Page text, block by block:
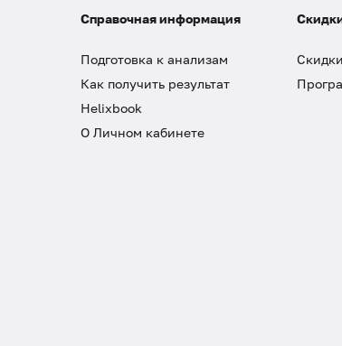
Справочная информация
Подготовка к анализам
Как получить результат
Helixbook
О Личном кабинете